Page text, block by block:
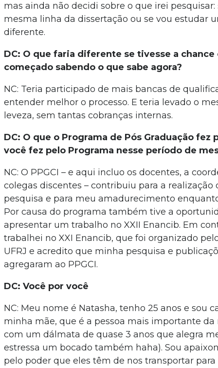
mas ainda não decidi sobre o que irei
mesma linha da dissertação ou se vou estudar
diferente.
DC: O que faria diferente se tivesse a chance
começado sabendo o que sabe agora?
NC: Teria participado de mais bancas de
entender melhor o processo. E teria levado o
leveza, sem tantas cobranças internas.
DC: O que o Programa de Pós Graduação fez
você fez pelo Programa nesse período de
NC: O PPGCI – e aqui incluo os docentes, a
colegas discentes – contribuiu para a realização
pesquisa e para meu amadurecimento
Por causa do programa também tive a
apresentar um trabalho no XXII Enancib. Em
trabalhei no XXI Enancib, que foi organizado
UFRJ e acredito que minha pesquisa e
agregaram ao PPGCI.
DC: Você por você
NC: Meu nome é Natasha, tenho 25 anos e sou
minha mãe, que é a pessoa mais importante da
com um dálmata de quase 3 anos que alegra
estressa um bocado também haha). Sou
pelo poder que eles têm de nos transportar